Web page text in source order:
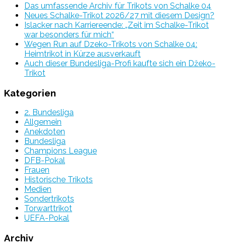
Das umfassende Archiv für Trikots von Schalke 04
Neues Schalke-Trikot 2026/27 mit diesem Design?
Islacker nach Karriereende: „Zeit im Schalke-Trikot
war besonders für mich“
Wegen Run auf Dzeko-Trikots von Schalke 04:
Heimtrikot in Kürze ausverkauft
Auch dieser Bundesliga-Profi kaufte sich ein Džeko-
Trikot
Kategorien
2. Bundesliga
Allgemein
Anekdoten
Bundesliga
Champions League
DFB-Pokal
Frauen
Historische Trikots
Medien
Sondertrikots
Torwarttrikot
UEFA-Pokal
Archiv